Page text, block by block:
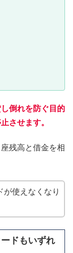
倒れを防ぐ目的
させます。
残高と借金を相
が使えなくなり
ドもいずれ